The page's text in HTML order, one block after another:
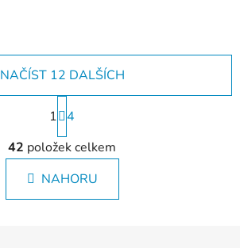
O
v
l
á
d
NAČÍST 12 DALŠÍCH
S
t
r
á
n
k
1 4
42 položek celkem
NAHORU